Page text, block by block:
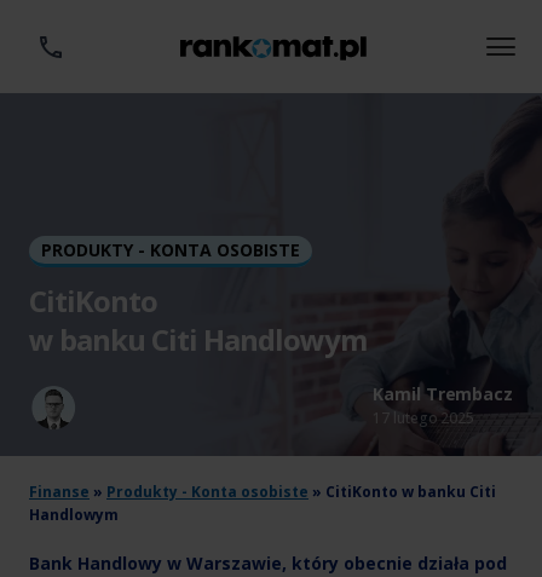
PRODUKTY - KONTA OSOBISTE
CitiKonto
w banku Citi Handlowym
Kamil Trembacz
17 lutego 2025
Finanse » Produkty - Konta osobiste » CitiKonto w banku Citi
Handlowym
Bank Handlowy w Warszawie, który obecnie działa pod